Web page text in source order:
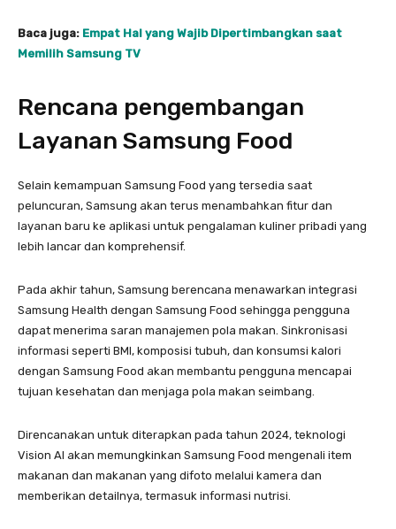
Baca juga: Empat Hal yang Wajib Dipertimbangkan saat
Memilih Samsung TV
Rencana pengembangan
Layanan Samsung Food
Selain kemampuan Samsung Food yang tersedia saat
peluncuran, Samsung akan terus menambahkan fitur dan
layanan baru ke aplikasi untuk pengalaman kuliner pribadi yang
lebih lancar dan komprehensif.
Pada akhir tahun, Samsung berencana menawarkan integrasi
Samsung Health dengan Samsung Food sehingga pengguna
dapat menerima saran manajemen pola makan. Sinkronisasi
informasi seperti BMI, komposisi tubuh, dan konsumsi kalori
dengan Samsung Food akan membantu pengguna mencapai
tujuan kesehatan dan menjaga pola makan seimbang.
Direncanakan untuk diterapkan pada tahun 2024, teknologi
Vision AI akan memungkinkan Samsung Food mengenali item
makanan dan makanan yang difoto melalui kamera dan
memberikan detailnya, termasuk informasi nutrisi.